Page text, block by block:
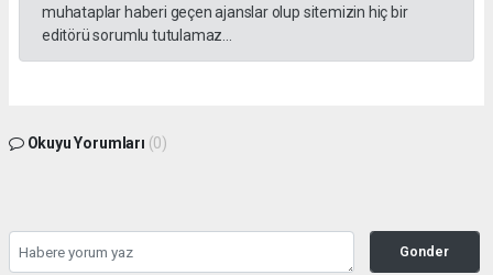
muhataplar haberi geçen ajanslar olup sitemizin hiç bir
editörü sorumlu tutulamaz...
Okuyu Yorumları (0)
Gonder